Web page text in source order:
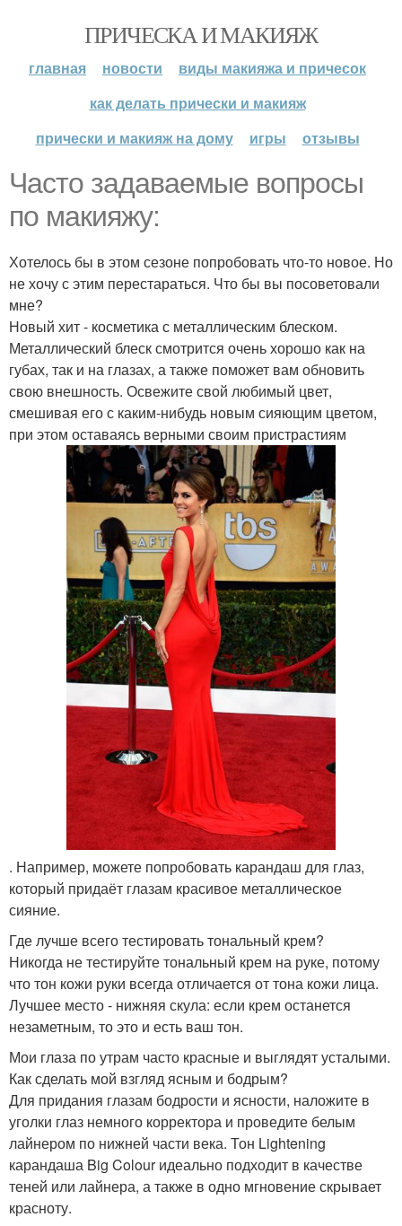
ПРИЧЕСКА И МАКИЯЖ
главная новости
виды макияжа и причесок
как делать прически и макияж
прически и макияж на дому
игры отзывы
Часто задаваемые вопросы
по макияжу:
Хотелось бы в этом сезоне попробовать что-то новое. Но
не хочу с этим перестараться. Что бы вы посоветовали
мне?
Новый хит - косметика с металлическим блеском.
Металлический блеск смотрится очень хорошо как на
губах, так и на глазах, а также поможет вам обновить
свою внешность. Освежите свой любимый цвет,
смешивая его с каким-нибудь новым сияющим цветом,
при этом оставаясь верными своим пристрастиям
. Например, можете попробовать карандаш для глаз,
который придаёт глазам красивое металлическое
сияние.
Где лучше всего тестировать тональный крем?
Никогда не тестируйте тональный крем на руке, потому
что тон кожи руки всегда отличается от тона кожи лица.
Лучшее место - нижняя скула: если крем останется
незаметным, то это и есть ваш тон.
Мои глаза по утрам часто красные и выглядят усталыми.
Как сделать мой взгляд ясным и бодрым?
Для придания глазам бодрости и ясности, наложите в
уголки глаз немного корректора и проведите белым
лайнером по нижней части века. Тон Lightening
карандаша Big Colour идеально подходит в качестве
теней или лайнера, а также в одно мгновение скрывает
красноту.